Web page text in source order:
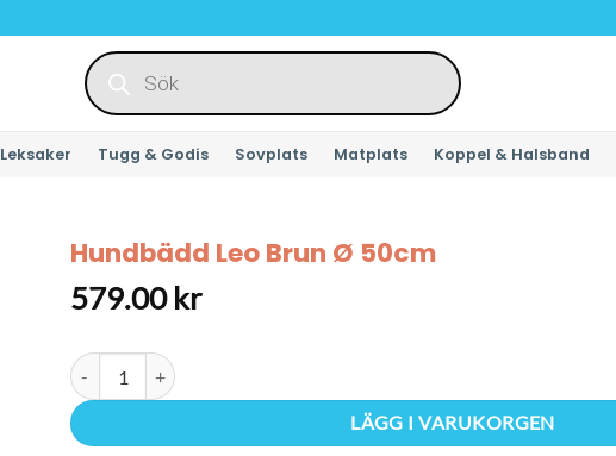
Produktsökning
Leksaker Tugg & Godis Sovplats Matplats Koppel & Halsband
Hundbädd Leo Brun Ø 50cm
579.00 kr
Hundbädd Leo Brun Ø 50cm mängd
LÄGG I VARUKORGEN